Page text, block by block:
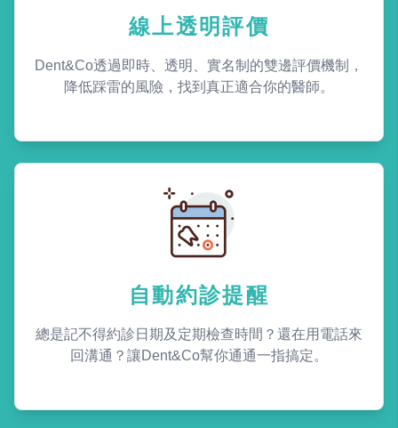
線上透明評價
Dent&Co透過即時、透明、實名制的雙邊評價機制，
降低踩雷的風險，找到真正適合你的醫師。
自動約診提醒
總是記不得約診日期及定期檢查時間？還在用電話來
回溝通？讓Dent&Co幫你通通一指搞定。